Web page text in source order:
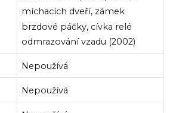
míchacích dveří, zámek
brzdové páčky, cívka relé
odmrazování vzadu (2002)
Nepoužívá
Nepoužívá